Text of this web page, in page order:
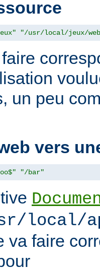
"/usr/local/jeux/
un peu
vers
"/bar"
local/
va faire